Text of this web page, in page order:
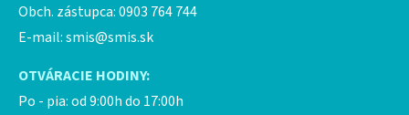
Obch. zástupca: 0903 764 744
E-mail:smis@smis.sk
OTVÁRACIE HODINY:
Po - pia: od 9:00h do 17:00h